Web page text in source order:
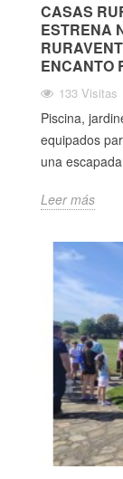
CASAS
ESTRENA
ENCANTO
133 Visitas
Piscina,
equipados
una
Leer más